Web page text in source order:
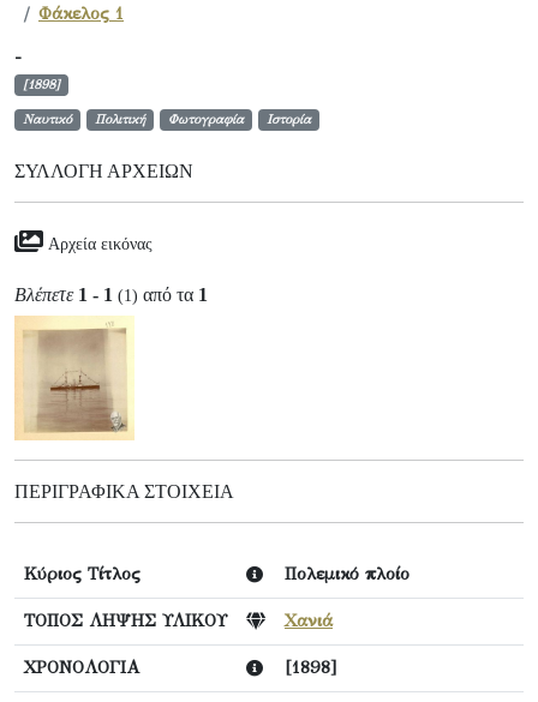
Φάκελος 1
-
[1898]
Ναυτικό Πολιτική Φωτογραφία Ιστορία
ΣΥΛΛΟΓΉ ΑΡΧΕΊΩΝ
Αρχεία εικόνας
Βλέπετε 1 - 1 (1) από τα 1
ΠΕΡΙΓΡΑΦΙΚΆ ΣΤΟΙΧΕΊΑ
Κύριος Τίτλος Πολεμικό πλοίο
ΤΟΠΟΣ ΛΗΨΗΣ ΥΛΙΚΟΥ Χανιά
ΧΡΟΝΟΛΟΓΙΑ [1898]